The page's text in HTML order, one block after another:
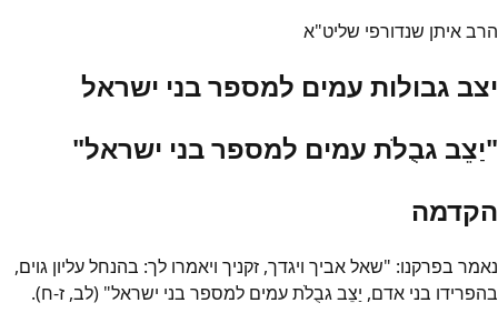
הרב איתן שנדורפי שליט"א
יצב גבולות עמים למספר בני ישראל
"יַצֵב גבֻלֹת עמים למספר בני ישראל"
הקדמה
נאמר בפרקנו: "שאל אביך ויגדך, זקניך ויאמרו לך: בהנחל עליון גוים,
בהפרידו בני אדם, יַצֵב גבֻלֹת עמים למספר בני ישראל" (לב, ז-ח).